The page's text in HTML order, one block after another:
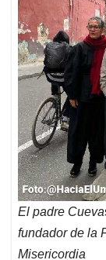
El padre Cueva
fundador de la
Misericordia